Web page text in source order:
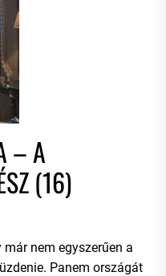
– A
(16)
nem egyszerűen a
Panem országát